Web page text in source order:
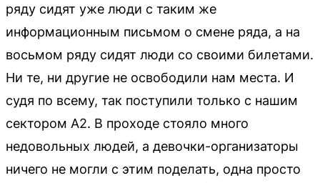
ряду сидят уже люди с таким же
информационным письмом о смене ряда, а на
восьмом ряду сидят люди со своими билетами.
Ни те, ни другие не освободили нам места. И
судя по всему, так поступили только с нашим
сектором А2. В проходе стояло много
недовольных людей, а девочки-организаторы
ничего не могли с этим поделать, одна просто